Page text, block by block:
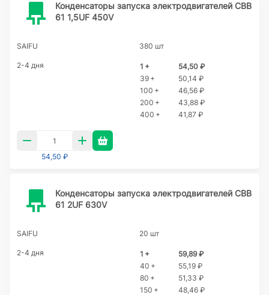
Конденсаторы запуска электродвигателей CBB
61 1,5UF 450V
SAIFU 380 шт
2-4 дня 1 +
54,50 ₽
39 +
50,14 ₽
100 +
46,56 ₽
200 +
43,88 ₽
400 +
41,87 ₽
54,50 ₽
Конденсаторы запуска электродвигателей CBB
61 2UF 630V
SAIFU 20 шт
2-4 дня 1 +
59,89 ₽
40 +
55,19 ₽
80 +
51,33 ₽
150 +
48,46 ₽